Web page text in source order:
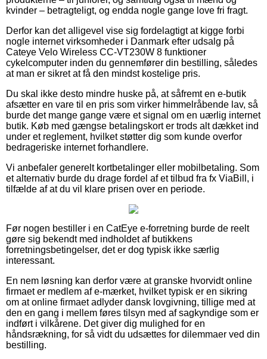
kvinder – betragteligt, og endda nogle gange love fri fragt.
Derfor kan det alligevel vise sig fordelagtigt at kigge forbi
nogle internet virksomheder i Danmark efter udsalg på
Cateye Velo Wireless CC-VT230W 8 funktioner
cykelcomputer inden du gennemfører din bestilling, således
at man er sikret at få den mindst kostelige pris.
Du skal ikke desto mindre huske på, at såfremt en e-butik
afsætter en vare til en pris som virker himmelråbende lav, så
burde det mange gange være et signal om en uærlig internet
butik. Køb med gængse betalingskort er trods alt dækket ind
under et reglement, hvilket støtter dig som kunde overfor
bedrageriske internet forhandlere.
Vi anbefaler generelt kortbetalinger eller mobilbetaling. Som
et alternativ burde du drage fordel af et tilbud fra fx ViaBill, i
tilfælde af at du vil klare prisen over en periode.
Før nogen bestiller i en CatEye e-forretning burde de reelt
gøre sig bekendt med indholdet af butikkens
forretningsbetingelser, det er dog typisk ikke særlig
interessant.
En nem løsning kan derfor være at granske hvorvidt online
firmaet er medlem af e-mærket, hvilket typisk er en sikring
om at online firmaet adlyder dansk lovgivning, tillige med at
den en gang i mellem føres tilsyn med af sagkyndige som er
indført i vilkårene. Det giver dig mulighed for en
håndsrækning, for så vidt du udsættes for dilemmaer ved din
bestilling.